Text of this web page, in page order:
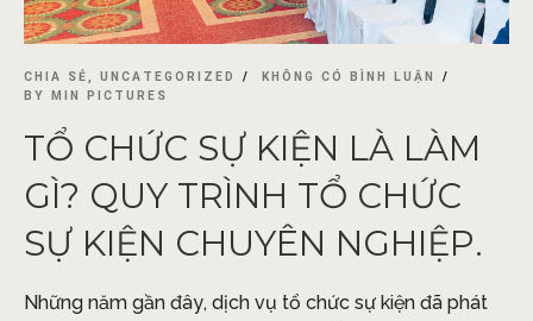
CHIA SẺ, UNCATEGORIZED
KHÔNG CÓ BÌNH LUẬN
BY
MIN PICTURES
TỔ CHỨC SỰ KIỆN LÀ LÀM
GÌ? QUY TRÌNH TỔ CHỨC
SỰ KIỆN CHUYÊN NGHIỆP.
Những năm gần đây, dịch vụ tổ chức sự kiện đã phát